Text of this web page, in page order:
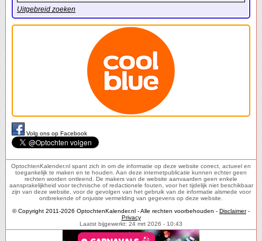
Uitgebreid zoeken
Volg ons op Facebook
OptochtenKalender.nl spant zich in om de informatie op deze website correct, actueel en
toegankelijk te maken en te houden. Aan deze internetpublicatie kunnen echter geen
rechten worden ontleend. De makers van de website aanvaarden geen enkele
aansprakelijkheid voor technische of redactionele fouten, voor het tijdelijk niet beschikbaar
zijn van deze website, voor de gevolgen van het gebruik van de informatie alsmede voor
ontbrekende of onjuiste vermelding van gegevens op deze website.
© Copyright 2011-2026 OptochtenKalender.nl - Alle rechten voorbehouden - Disclaimer-
Privacy
Laatst bijgewerkt: 24 mrt 2026 - 10:43